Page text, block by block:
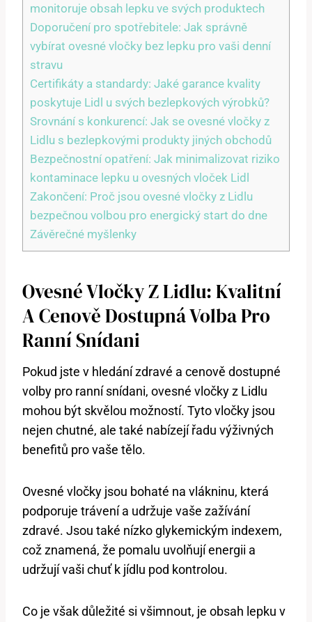
monitoruje obsah lepku ve svých produktech
Doporučení pro spotřebitele: Jak správně
vybírat ovesné vločky bez lepku pro vaši denní
stravu
Certifikáty a standardy: Jaké garance kvality
poskytuje Lidl u svých bezlepkových výrobků?
Srovnání s konkurencí: Jak se ovesné vločky z
Lidlu s bezlepkovými produkty jiných obchodů
Bezpečnostní opatření: Jak minimalizovat riziko
kontaminace lepku u ovesných vloček Lidl
Zakončení: Proč jsou ovesné vločky z Lidlu
bezpečnou volbou pro energický start do dne
Závěrečné myšlenky
Ovesné Vločky Z Lidlu: Kvalitní
A Cenově Dostupná Volba Pro
Ranní Snídani
Pokud jste v hledání zdravé a cenově dostupné
volby pro ranní snídani, ovesné vločky z Lidlu
mohou být skvělou možností. Tyto vločky jsou
nejen chutné, ale také nabízejí řadu výživných
benefitů pro vaše tělo.
Ovesné vločky jsou bohaté na vlákninu, která
podporuje trávení a udržuje vaše zažívání
zdravé. Jsou také nízko glykemickým indexem,
což znamená, že pomalu uvolňují energii a
udržují vaši chuť k jídlu pod kontrolou.
Co je však důležité si všimnout, je obsah lepku v